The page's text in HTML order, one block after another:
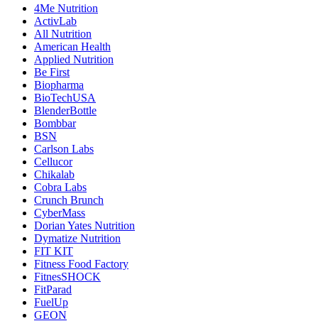
4Me Nutrition
ActivLab
All Nutrition
American Health
Applied Nutrition
Be First
Biopharma
BioTechUSA
BlenderBottle
Bombbar
BSN
Carlson Labs
Cellucor
Chikalab
Cobra Labs
Crunch Brunch
CyberMass
Dorian Yates Nutrition
Dymatize Nutrition
FIT KIT
Fitness Food Factory
FitnesSHOCK
FitParad
FuelUp
GEON